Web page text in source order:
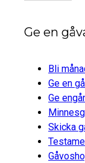
Ge en
Bli
Ge en
Ge
Skicka